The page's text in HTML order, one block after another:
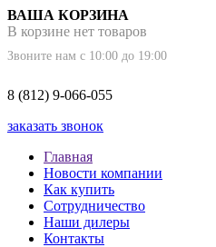
ВАША КОРЗИНА
В корзине нет товаров
Звоните нам с 10:00 до 19:00
8 (812) 9-066-055
заказать звонок
Главная
Новости компании
Как купить
Сотрудничество
Наши дилеры
Контакты